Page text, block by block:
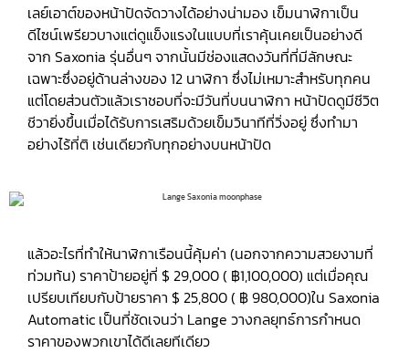
เลย์เอาต์ของหน้าปัดจัดวางได้อย่างน่ามอง เข็มนาฬิกาเป็น
ดีไซน์เพรียวบางแต่ดูแข็งแรงในแบบที่เราคุ้นเคยเป็นอย่างดี
จาก Saxonia รุ่นอื่นๆ จากนั้นมีช่องแสดงวันที่ที่มีลักษณะ
เฉพาะซึ่งอยู่ด้านล่างของ 12 นาฬิกา ซึ่งไม่เหมาะสำหรับทุกคน
แต่โดยส่วนตัวแล้วเราชอบที่จะมีวันที่บนนาฬิกา หน้าปัดดูมีชีวิต
ชีวายิ่งขึ้นเมื่อได้รับการเสริมด้วยเข็มวินาทีที่วิ่งอยู่ ซึ่งทำมา
อย่างไร้ที่ติ เช่นเดียวกับทุกอย่างบนหน้าปัด
แล้วอะไรที่ทำให้นาฬิกาเรือนนี้คุ้มค่า (นอกจากความสวยงามที่
ท่วมท้น) ราคาป้ายอยู่ที่ $ 29,000 ( ฿1,100,000) แต่เมื่อคุณ
เปรียบเทียบกับป้ายราคา $ 25,800 ( ฿ 980,000)ใน Saxonia
Automatic เป็นที่ชัดเจนว่า Lange วางกลยุทธ์การกำหนด
ราคาของพวกเขาได้ดีเลยทีเดียว